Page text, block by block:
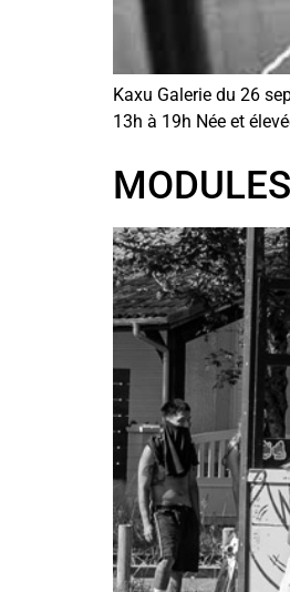
Kaxu Galerie du 26
13h à 19h Née et